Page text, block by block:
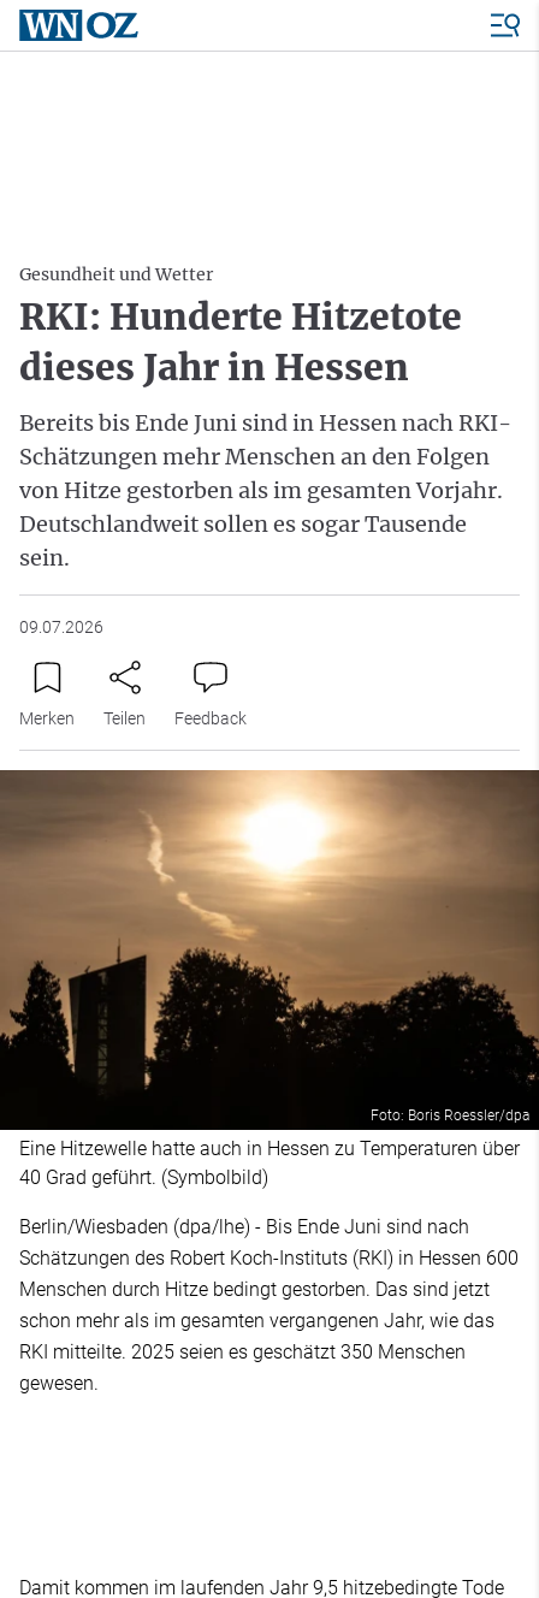
Gesundheit und Wetter
RKI: Hunderte Hitzetote
dieses Jahr in Hessen
Bereits bis Ende Juni sind in Hessen nach RKI-
Schätzungen mehr Menschen an den Folgen
von Hitze gestorben als im gesamten Vorjahr.
Deutschlandweit sollen es sogar Tausende
sein.
09.07.2026
Merken Teilen Feedback
Foto: Boris Roessler/dpa
Eine Hitzewelle hatte auch in Hessen zu Temperaturen über
40 Grad geführt. (Symbolbild)
Berlin/Wiesbaden (dpa/lhe) - Bis Ende Juni sind nach
Schätzungen des Robert Koch-Instituts (RKI) in Hessen 600
Menschen durch Hitze bedingt gestorben. Das sind jetzt
schon mehr als im gesamten vergangenen Jahr, wie das
RKI mitteilte. 2025 seien es geschätzt 350 Menschen
gewesen.
Damit kommen im laufenden Jahr 9,5 hitzebedingte Tode